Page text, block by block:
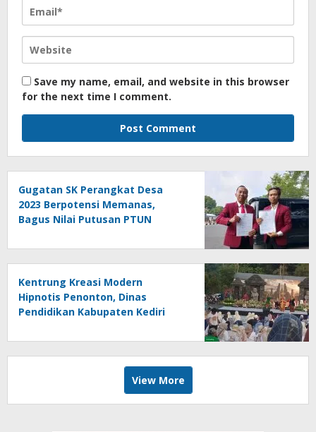
Save my name, email, and website in this browser
for the next time I comment.
Gugatan SK Perangkat Desa
2023 Berpotensi Memanas,
Bagus Nilai Putusan PTUN
Kentrung Kreasi Modern
Hipnotis Penonton, Dinas
Pendidikan Kabupaten Kediri
View More